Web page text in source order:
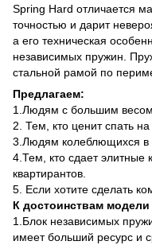
Spring Hard отличается
точностью и дарит
а его техническая
независимых пружин.
стальной рамой по
Предлагаем:
1.Людям с большим весом.
2. Тем, кто ценит спать
3.Людям колеблющихся в
4.Тем, кто сдает элитные
квартирантов.
5. Если хотите сделать
К достоинствам
1.Блок независимых
имеет больший ресурс и